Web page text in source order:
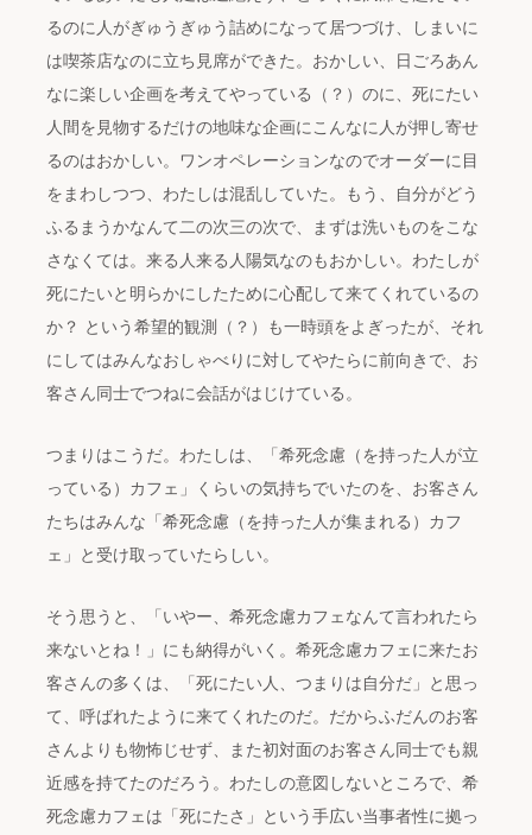
るのに人がぎゅうぎゅう詰めになって居つづけ、しまいに
は喫茶店なのに立ち見席ができた。おかしい、日ごろあん
なに楽しい企画を考えてやっている（？）のに、死にたい
人間を見物するだけの地味な企画にこんなに人が押し寄せ
るのはおかしい。ワンオペレーションなのでオーダーに目
をまわしつつ、わたしは混乱していた。もう、自分がどう
ふるまうかなんて二の次三の次で、まずは洗いものをこな
さなくては。来る人来る人陽気なのもおかしい。わたしが
死にたいと明らかにしたために心配して来てくれているの
か？ という希望的観測（？）も一時頭をよぎったが、それ
にしてはみんなおしゃべりに対してやたらに前向きで、お
客さん同士でつねに会話がはじけている。
つまりはこうだ。わたしは、「希死念慮（を持った人が立
っている）カフェ」くらいの気持ちでいたのを、お客さん
たちはみんな「希死念慮（を持った人が集まれる）カフ
ェ」と受け取っていたらしい。
そう思うと、「いやー、希死念慮カフェなんて言われたら
来ないとね！」にも納得がいく。希死念慮カフェに来たお
客さんの多くは、「死にたい人、つまりは自分だ」と思っ
て、呼ばれたように来てくれたのだ。だからふだんのお客
さんよりも物怖じせず、また初対面のお客さん同士でも親
近感を持てたのだろう。わたしの意図しないところで、希
死念慮カフェは「死にたさ」という手広い当事者性に拠っ